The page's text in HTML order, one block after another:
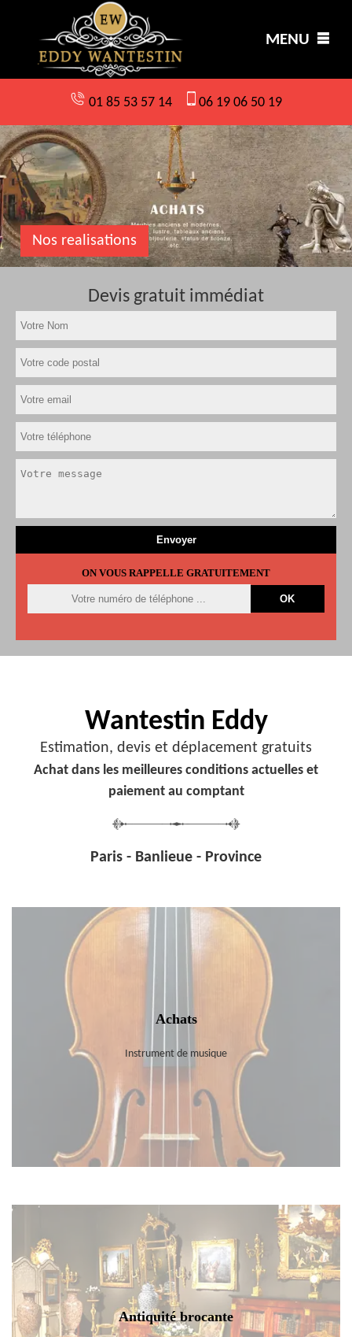
MENU
01 85 53 57 14 06 19 06 50 19
Nos realisations
Devis gratuit immédiat
ON VOUS RAPPELLE GRATUITEMENT
Wantestin Eddy
Estimation, devis et déplacement gratuits
Achat dans les meilleures conditions actuelles et
paiement au comptant
Paris - Banlieue - Province
Achats
Instrument de musique
Antiquité brocante